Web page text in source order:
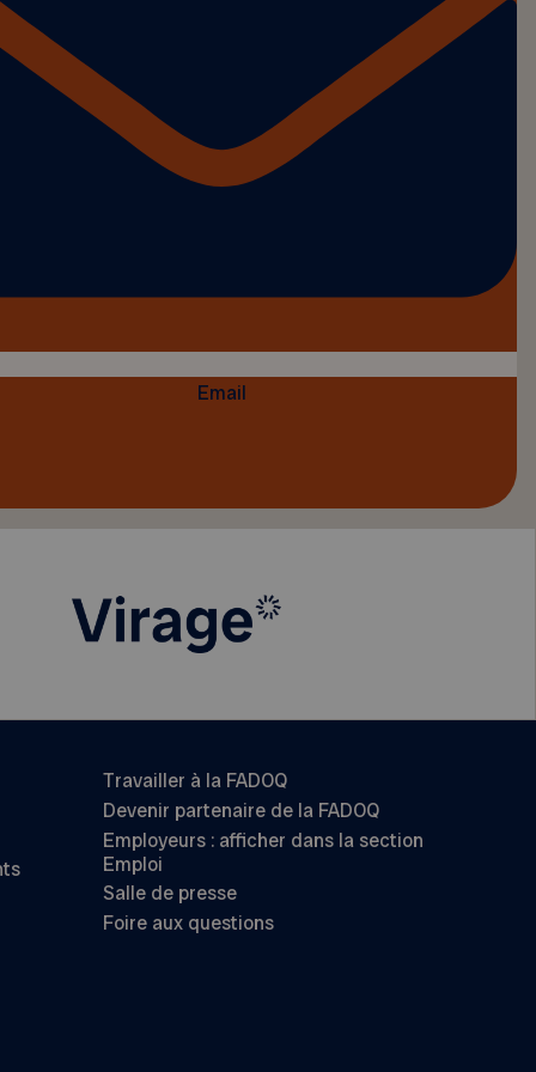
Email
Travailler à la FADOQ
Devenir partenaire de la FADOQ
Employeurs : afficher dans la section
Emploi
Salle de presse
Foire aux questions